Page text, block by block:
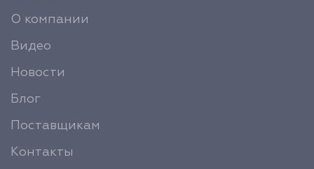
О компании
Видео
Новости
Блог
Поставщикам
Контакты